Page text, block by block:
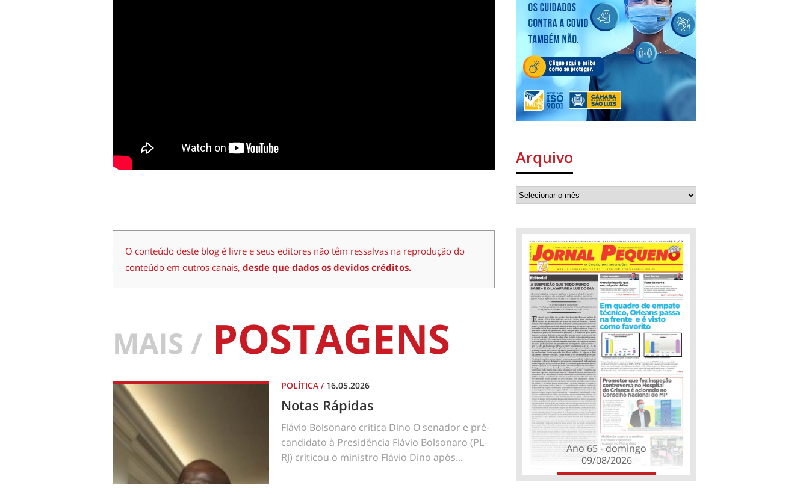
O conteúdo deste blog é livre e seus editores não têm ressalvas na reprodução do
conteúdo em outros canais, desde que dados os devidos créditos.
MAIS / POSTAGENS
POLÍTICA / 16.05.2026
Notas Rápidas
Flávio Bolsonaro critica Dino O senador e pré-
candidato à Presidência Flávio Bolsonaro (PL-
RJ) criticou o ministro Flávio Dino após...
Arquivo
Ano 65 - domingo
09/08/2026